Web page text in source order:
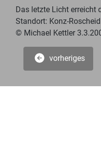
Das letzte Licht erreicht
Standort: Konz-Roscheid
© Michael Kettler
vorheriges